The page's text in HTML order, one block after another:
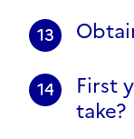
13
14
First
take?